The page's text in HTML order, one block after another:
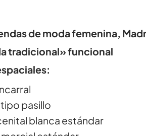
de moda femenina,
tradicional» funcional
pasillo
blanca estándar